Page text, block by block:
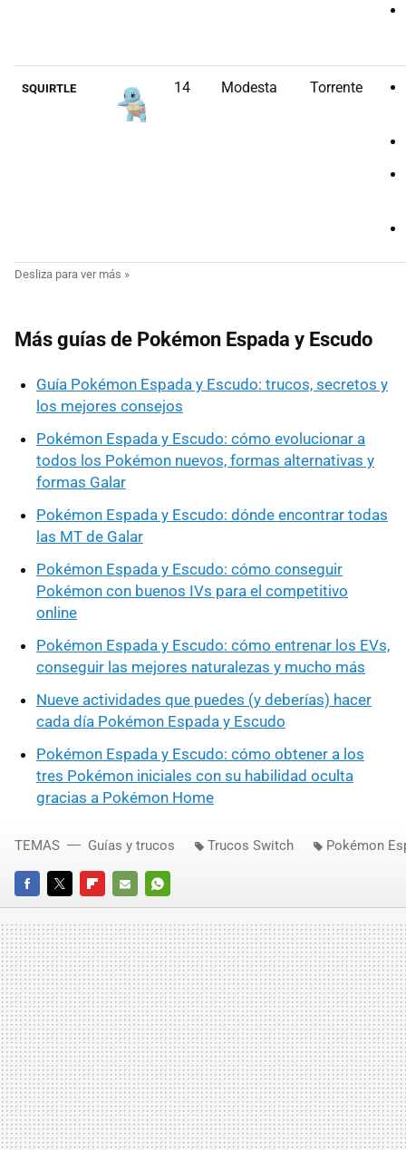
SQUIRTLE 14 Modesta Torrente
Más guías de Pokémon Espada y Escudo
Guía Pokémon Espada y Escudo: trucos, secretos y
los mejores consejos
Pokémon Espada y Escudo: cómo evolucionar a
todos los Pokémon nuevos, formas alternativas y
formas Galar
Pokémon Espada y Escudo: dónde encontrar todas
las MT de Galar
Pokémon Espada y Escudo: cómo conseguir
Pokémon con buenos IVs para el competitivo
online
Pokémon Espada y Escudo: cómo entrenar los EVs,
conseguir las mejores naturalezas y mucho más
Nueve actividades que puedes (y deberías) hacer
cada día Pokémon Espada y Escudo
Pokémon Espada y Escudo: cómo obtener a los
tres Pokémon iniciales con su habilidad oculta
gracias a Pokémon Home
FACEBOOKTWITTERFLIPBOARD
E-
MAIL
WHATSAPP
TEMAS Guías y trucos Trucos Switch Pokémon